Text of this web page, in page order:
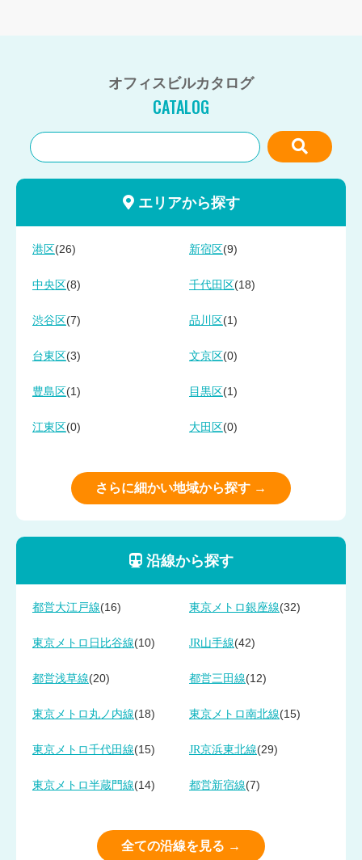
オフィスビルカタログ
CATALOG
エリアから探す
港区 (26) 新宿区 (9)
中央区 (8) 千代田区 (18)
渋谷区 (7) 品川区 (1)
台東区 (3) 文京区 (0)
豊島区 (1) 目黒区 (1)
江東区 (0) 大田区 (0)
さらに細かい地域から探す →
沿線から探す
都営大江戸線(16) 東京メトロ銀座線(32)
東京メトロ日比谷線(10) JR山手線(42)
都営浅草線(20) 都営三田線(12)
東京メトロ丸ノ内線(18) 東京メトロ南北線(15)
東京メトロ千代田線(15) JR京浜東北線(29)
東京メトロ半蔵門線(14) 都営新宿線(7)
全ての沿線を見る →